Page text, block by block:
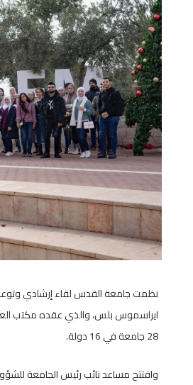
ايراسموس بلس، والذي عقده مكتب
28 جامعة في 16 دولة.
وافتتح مساعد نائب رئيس الجامعة